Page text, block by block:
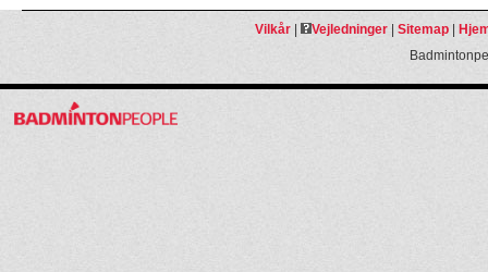
Vilkår| Vejledninger| Sitemap|